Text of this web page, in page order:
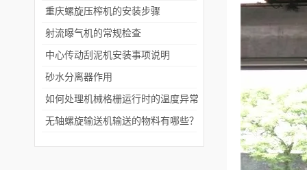
重庆螺旋压榨机的安装步骤
射流曝气机的常规检查
中心传动刮泥机安装事项说明
砂水分离器作用
如何处理机械格栅运行时的温度异常
无轴螺旋输送机输送的物料有哪些？